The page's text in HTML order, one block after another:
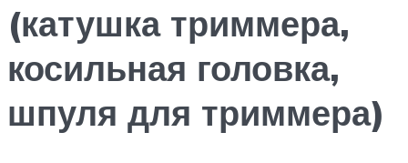
(катушка триммера,
косильная головка,
шпуля для триммера)